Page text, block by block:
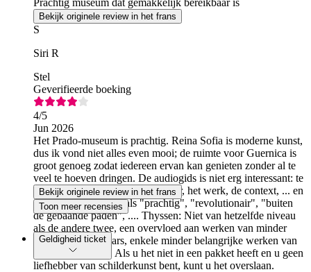
Bekijk originele review in het frans
S
Siri R
Stel
Geverifieerde boeking
4/5
Jun 2026
Het Prado-museum is prachtig. Reina Sofia is moderne kunst,
dus ik vond niet alles even mooi; de ruimte voor Guernica is
groot genoeg zodat iedereen ervan kan genieten zonder al te
veel te hoeven dringen. De audiogids is niet erg interessant: te
weinig informatie over de schilder, het werk, de context, ... en
te veel opmerkingen als "prachtig", "revolutionair", "buiten
de gebaande paden", .... Thyssen: Niet van hetzelfde niveau
als de andere twee, een overvloed aan werken van minder
bekende kunstenaars, enkele minder belangrijke werken van
grote kunstenaars. Als u het niet in een pakket heeft en u geen
liefhebber van schilderkunst bent, kunt u het overslaan.
Bekijk originele review in het frans
Toon meer recensies
Geldigheid ticket